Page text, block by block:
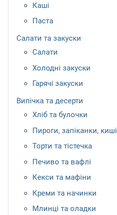
Каші
Паста
Салати та закуски
Салати
Холодні закуски
Гарячі закуски
Випічка та десерти
Хліб та булочки
Пироги, запіканки, киші
Торти та тістечка
Печиво та вафлі
Кекси та мафіни
Креми та начинки
Млинці та оладки